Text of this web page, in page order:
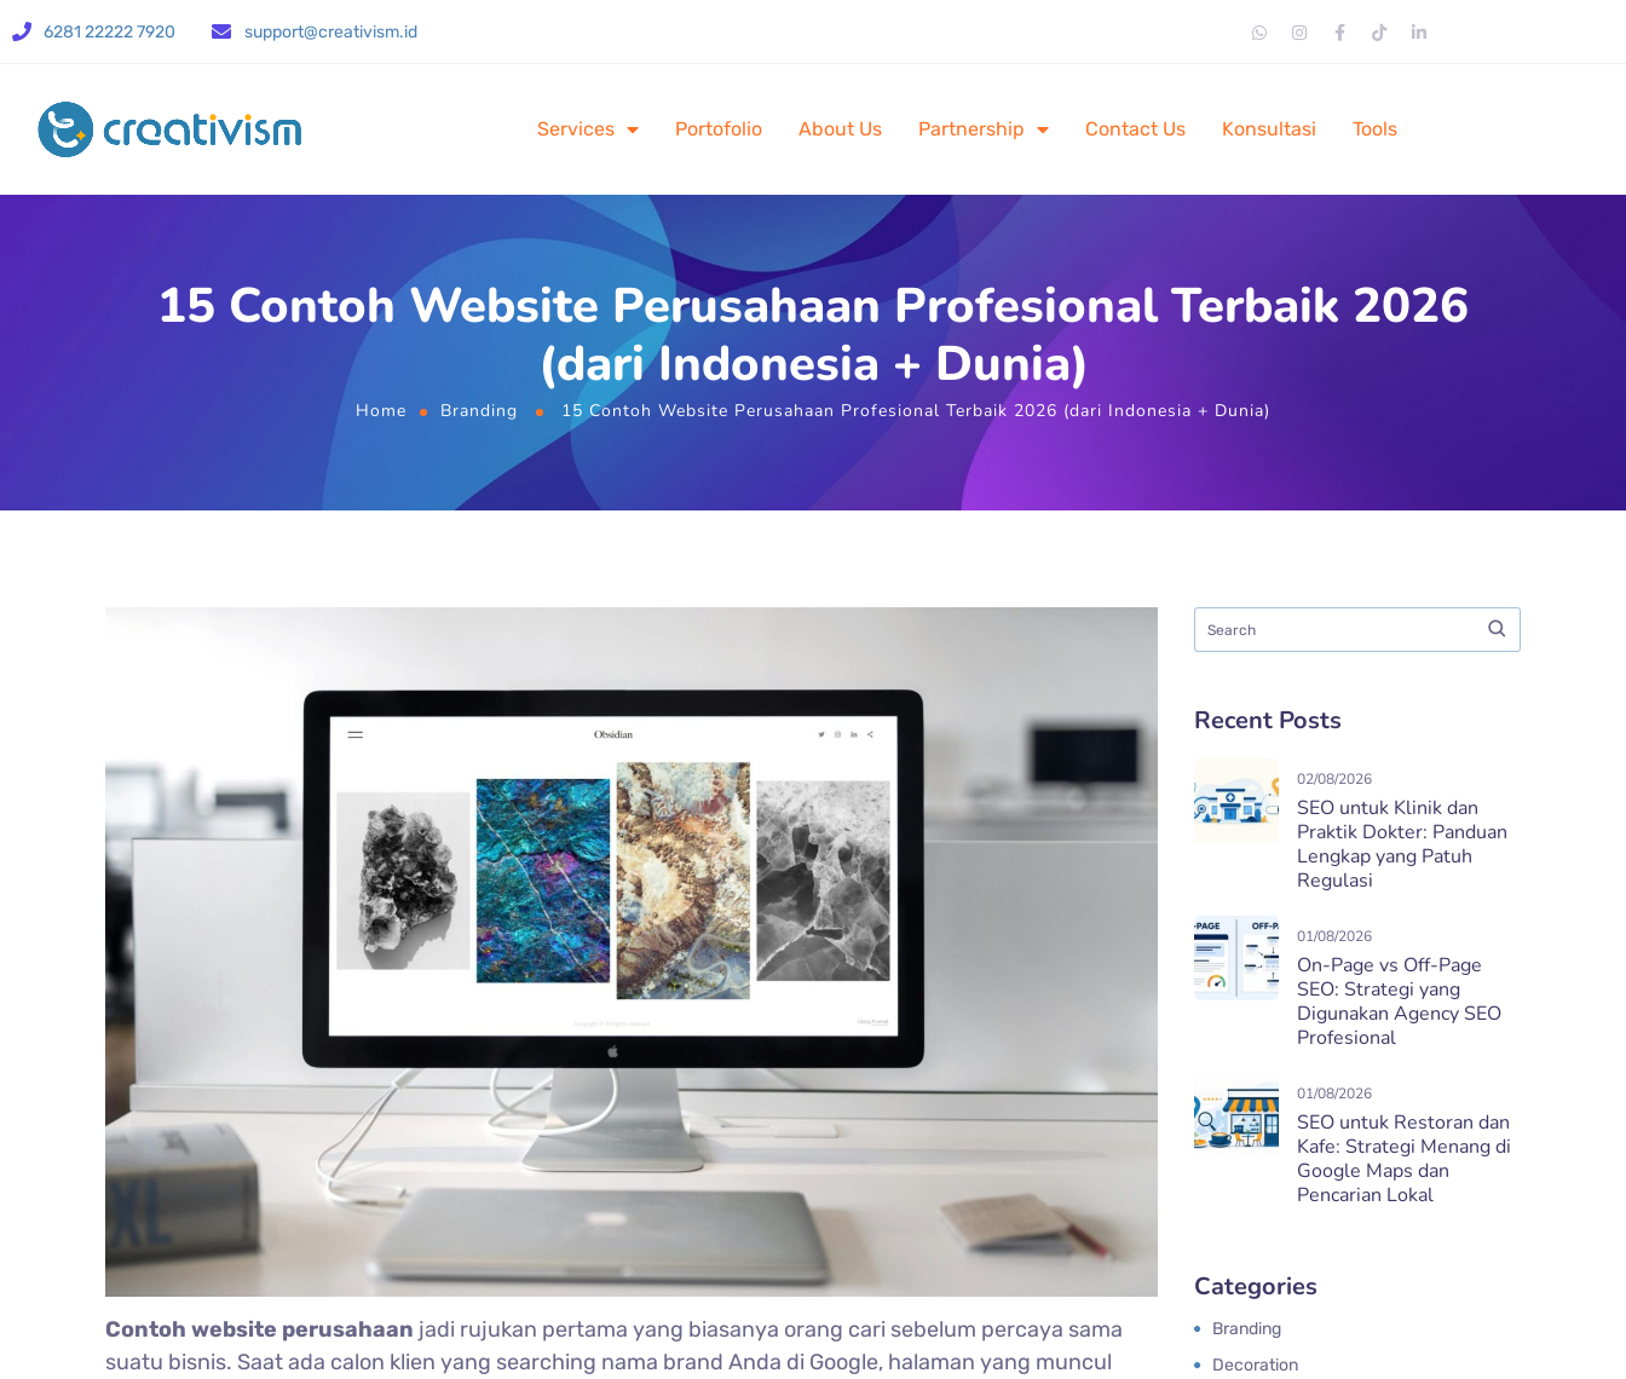
6281 22222 7920 support@creativism.id
Services Portofolio About Us Partnership Contact Us Konsultasi Tools
15 Contoh Website Perusahaan Profesional Terbaik 2026
(dari Indonesia + Dunia)
Home Branding 15 Contoh Website Perusahaan Profesional Terbaik 2026 (dari Indonesia + Dunia)
Contoh website perusahaan jadi rujukan pertama yang biasanya orang cari sebelum percaya sama
suatu bisnis. Saat ada calon klien yang searching nama brand Anda di Google, halaman yang muncul
Recent Posts
02/08/2026
SEO untuk Klinik dan
Praktik Dokter: Panduan
Lengkap yang Patuh
Regulasi
01/08/2026
On-Page vs Off-Page
SEO: Strategi yang
Digunakan Agency SEO
Profesional
01/08/2026
SEO untuk Restoran dan
Kafe: Strategi Menang di
Google Maps dan
Pencarian Lokal
Categories
Branding
Decoration